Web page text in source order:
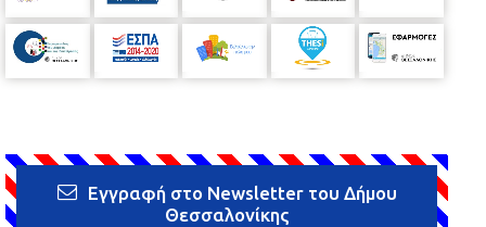
Εγγραφή στο Newsletter του Δήμου
Θεσσαλονίκης